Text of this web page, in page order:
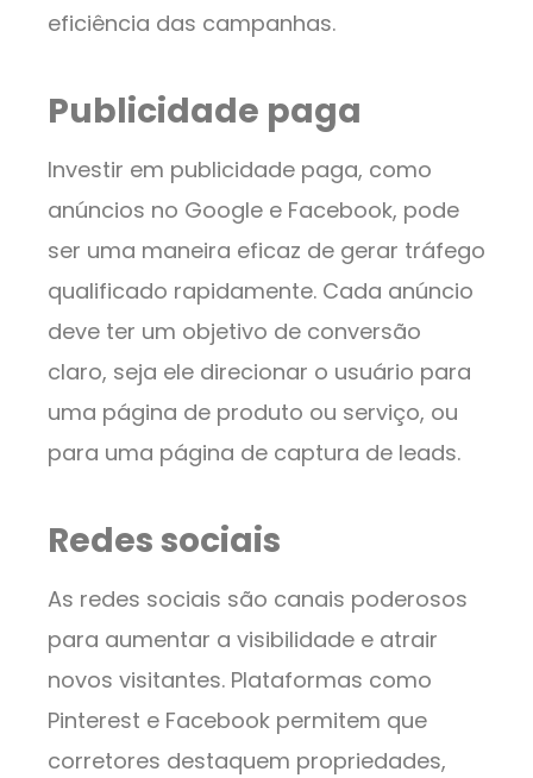
eficiência das campanhas.
Publicidade paga
Investir em publicidade paga, como
anúncios no Google e Facebook, pode
ser uma maneira eficaz de gerar tráfego
qualificado rapidamente. Cada anúncio
deve ter um objetivo de conversão
claro, seja ele direcionar o usuário para
uma página de produto ou serviço, ou
para uma página de captura de leads.
Redes sociais
As redes sociais são canais poderosos
para aumentar a visibilidade e atrair
novos visitantes. Plataformas como
Pinterest e Facebook permitem que
corretores destaquem propriedades,